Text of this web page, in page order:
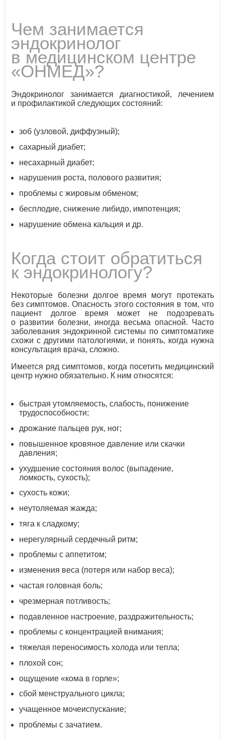
Чем занимается
эндокринолог
в медицинском центре
«ОНМЕД»?
Эндокринолог занимается диагностикой, лечением
и профилактикой следующих состояний:
зоб (узловой, диффузный);
сахарный диабет;
несахарный диабет;
нарушения роста, полового развития;
проблемы с жировым обменом;
бесплодие, снижение либидо, импотенция;
нарушение обмена кальция и др.
Когда стоит обратиться
к эндокринологу?
Некоторые болезни долгое время могут протекать
без симптомов. Опасность этого состояния в том, что
пациент долгое время может не подозревать
о развитии болезни, иногда весьма опасной. Часто
заболевания эндокринной системы по симптоматике
схожи с другими патологиями, и понять, когда нужна
консультация врача, сложно.
Имеется ряд симптомов, когда посетить медицинский
центр нужно обязательно. К ним относятся:
быстрая утомляемость, слабость, понижение
трудоспособности;
дрожание пальцев рук, ног;
повышенное кровяное давление или скачки
давления;
ухудшение состояния волос (выпадение,
ломкость, сухость);
сухость кожи;
неутоляемая жажда;
тяга к сладкому;
нерегулярный сердечный ритм;
проблемы с аппетитом;
изменения веса (потеря или набор веса);
частая головная боль;
чрезмерная потливость;
подавленное настроение, раздражительность;
проблемы с концентрацией внимания;
тяжелая переносимость холода или тепла;
плохой сон;
ощущение «кома в горле»;
сбой менструального цикла;
учащенное мочеиспускание;
проблемы с зачатием.